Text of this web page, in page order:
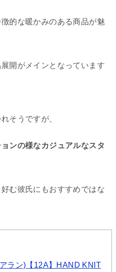
的な暖かみのある商品が魅
開がメインとなっています
そうですが、
ンの様なカジュアルなスタ
む彼氏にもおすすめではな
ラン)【12A】HAND KNIT